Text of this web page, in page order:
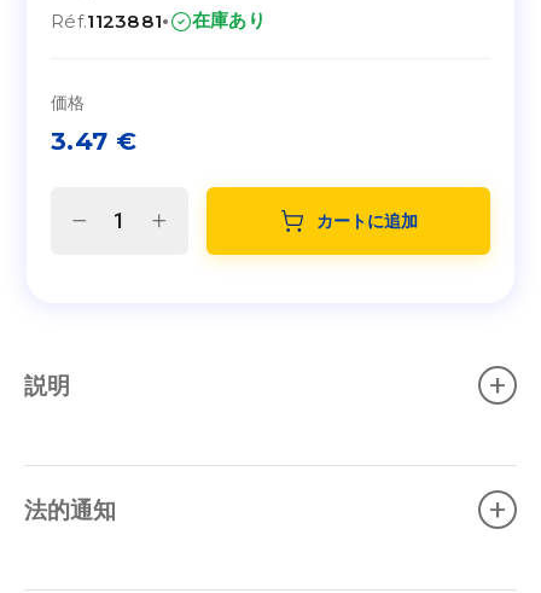
Réf.1123881· 在庫あり
価格
3.47 €
カートに追加
説明 +
法的通知 +